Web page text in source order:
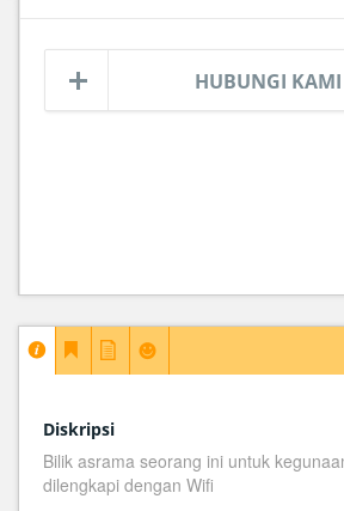
HUBUNGI KAMI
Diskripsi
Bilik asrama seorang ini untuk
dilengkapi dengan Wifi